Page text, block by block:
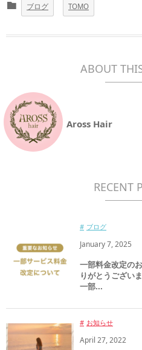
ブログ TOMO
ABOUT
Aross Hair
RECENT
ブログ
January7,2025
一部料金改定の
りがとうござい
一部...
お知らせ
April 27,2022